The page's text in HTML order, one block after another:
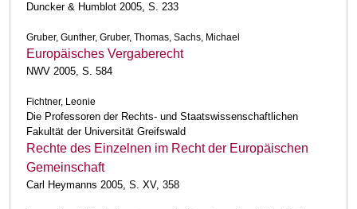
Duncker & Humblot 2005, S. 233
Gruber, Gunther, Gruber, Thomas, Sachs, Michael
Europäisches Vergaberecht
NWV 2005, S. 584
Fichtner, Leonie
Die Professoren der Rechts- und Staatswissenschaftlichen
Fakultät der Universität Greifswald
Rechte des Einzelnen im Recht der Europäischen
Gemeinschaft
Carl Heymanns 2005, S. XV, 358